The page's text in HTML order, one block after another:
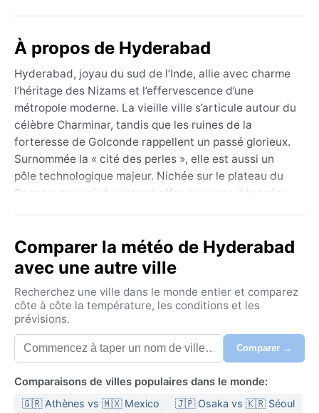
À propos de Hyderabad
Hyderabad, joyau du sud de l’Inde, allie avec charme
l’héritage des Nizams et l’effervescence d’une
métropole moderne. La vieille ville s’articule autour du
célèbre Charminar, tandis que les ruines de la
forteresse de Golconde rappellent un passé glorieux.
Surnommée la « cité des perles », elle est aussi un
pôle technologique majeur. Nichée sur le plateau du
Deccan, son relief vallonné offre des vues dégagées,
parfumée, imprègne les ruelles animées, où se mêlent
rires des marchands et odeurs de biryani.
Sous une classification climatique BSh, Hyderabad
connaît un climat semi-aride chaud. Les étés, de mars
à juin, sont torrides : les températures grimpent
régulièrement au-dessus de 40°C, avec une humidité
relativement faible qui rend la chaleur plus
septembre, apporte des pluies modérées mais
irrégulières, parfois sous forme d’orages violents. Les
Comparer la météo de Hyderabad
avec une autre ville
Recherchez une ville dans le monde entier et comparez
côte à côte la température, les conditions et les
prévisions.
Comparer →
Comparaisons de villes populaires dans le monde:
🇬🇷 Athènes vs 🇲🇽 Mexico
🇯🇵 Osaka vs 🇰🇷 Séoul